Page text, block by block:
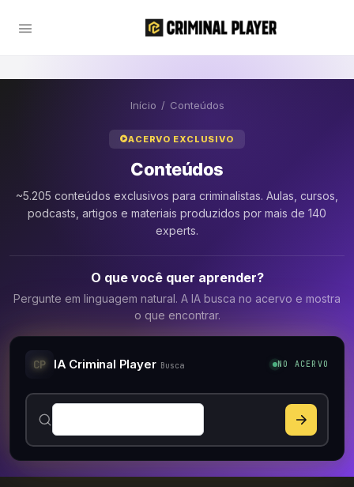
Início / Conteúdos
ACERVO EXCLUSIVO
Conteúdos
~5.205 conteúdos exclusivos para criminalistas. Aulas, cursos,
podcasts, artigos e materiais produzidos por mais de 140
experts.
O que você quer aprender?
Pergunte em linguagem natural. A IA busca no acervo e mostra
o que encontrar.
CP IA Criminal Player Busca NO ACERVO